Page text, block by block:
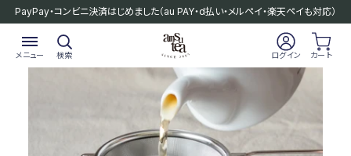
PayPay・コンビニ決済はじめました（au PAY・d払い・メルペイ・楽天ペイも対応）
メニュー 検索 ログイン カート